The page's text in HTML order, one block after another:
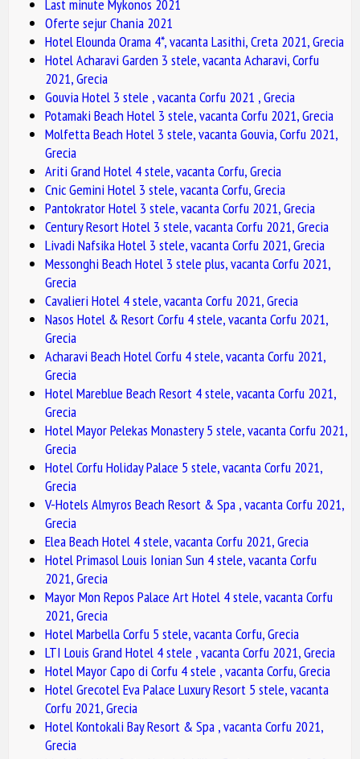
Last minute Mykonos 2021
Oferte sejur Chania 2021
Hotel Elounda Orama 4*, vacanta Lasithi, Creta 2021, Grecia
Hotel Acharavi Garden 3 stele, vacanta Acharavi, Corfu
2021, Grecia
Gouvia Hotel 3 stele , vacanta Corfu 2021 , Grecia
Potamaki Beach Hotel 3 stele, vacanta Corfu 2021, Grecia
Molfetta Beach Hotel 3 stele, vacanta Gouvia, Corfu 2021,
Grecia
Ariti Grand Hotel 4 stele, vacanta Corfu, Grecia
Cnic Gemini Hotel 3 stele, vacanta Corfu, Grecia
Pantokrator Hotel 3 stele, vacanta Corfu 2021, Grecia
Century Resort Hotel 3 stele, vacanta Corfu 2021, Grecia
Livadi Nafsika Hotel 3 stele, vacanta Corfu 2021, Grecia
Messonghi Beach Hotel 3 stele plus, vacanta Corfu 2021,
Grecia
Cavalieri Hotel 4 stele, vacanta Corfu 2021, Grecia
Nasos Hotel & Resort Corfu 4 stele, vacanta Corfu 2021,
Grecia
Acharavi Beach Hotel Corfu 4 stele, vacanta Corfu 2021,
Grecia
Hotel Mareblue Beach Resort 4 stele, vacanta Corfu 2021,
Grecia
Hotel Mayor Pelekas Monastery 5 stele, vacanta Corfu 2021,
Grecia
Hotel Corfu Holiday Palace 5 stele, vacanta Corfu 2021,
Grecia
V-Hotels Almyros Beach Resort & Spa , vacanta Corfu 2021,
Grecia
Elea Beach Hotel 4 stele, vacanta Corfu 2021, Grecia
Hotel Primasol Louis Ionian Sun 4 stele, vacanta Corfu
2021, Grecia
Mayor Mon Repos Palace Art Hotel 4 stele, vacanta Corfu
2021, Grecia
Hotel Marbella Corfu 5 stele, vacanta Corfu, Grecia
LTI Louis Grand Hotel 4 stele , vacanta Corfu 2021, Grecia
Hotel Mayor Capo di Corfu 4 stele , vacanta Corfu, Grecia
Hotel Grecotel Eva Palace Luxury Resort 5 stele, vacanta
Corfu 2021, Grecia
Hotel Kontokali Bay Resort & Spa , vacanta Corfu 2021,
Grecia